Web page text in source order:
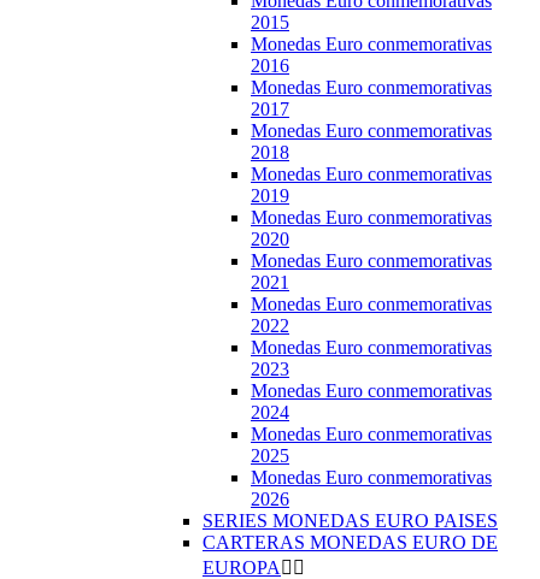
2015
Monedas Euro conmemorativas
2016
Monedas Euro conmemorativas
2017
Monedas Euro conmemorativas
2018
Monedas Euro conmemorativas
2019
Monedas Euro conmemorativas
2020
Monedas Euro conmemorativas
2021
Monedas Euro conmemorativas
2022
Monedas Euro conmemorativas
2023
Monedas Euro conmemorativas
2024
Monedas Euro conmemorativas
2025
Monedas Euro conmemorativas
2026
SERIES MONEDAS EURO PAISES
CARTERAS MONEDAS EURO DE
EUROPA  